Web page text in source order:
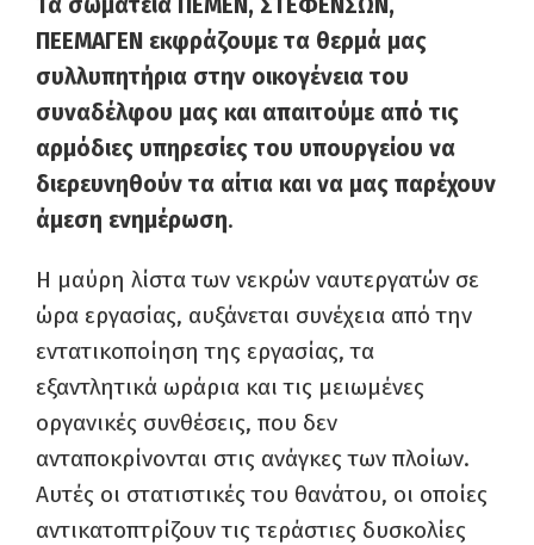
ΠΕΕΜΑΓΕΝ εκφράζουμε τα θερμά μας
συλλυπητήρια στην οικογένεια του
συναδέλφου μας και απαιτούμε από τις
αρμόδιες υπηρεσίες του υπουργείου να
διερευνηθούν τα αίτια και να μας παρέχουν
άμεση ενημέρωση.
Η μαύρη λίστα των νεκρών ναυτεργατών σε
ώρα εργασίας, αυξάνεται συνέχεια από την
εντατικοποίηση της εργασίας, τα
εξαντλητικά ωράρια και τις μειωμένες
οργανικές συνθέσεις, που δεν
ανταποκρίνονται στις ανάγκες των πλοίων.
Αυτές οι στατιστικές του θανάτου, οι οποίες
αντικατοπτρίζουν τις τεράστιες δυσκολίες